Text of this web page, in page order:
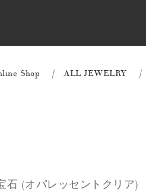
Shop ALL JEWELRY
石 (オパレッセントクリ